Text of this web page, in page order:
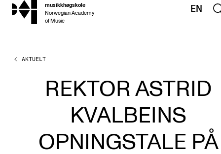
musikkhøgskole
Norwegian Academy
of Music
EN
STUDIER
Alle studier
Doktorgrad
Årsstudium og videreutdanning
AKTUELT
REKTOR ASTRID
KVALBEINS
OPNINGSTALE PÅ